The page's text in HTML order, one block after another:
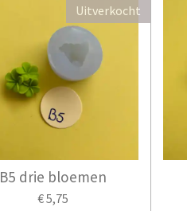
Uitverkocht
B5 drie bloemen
€ 5,75